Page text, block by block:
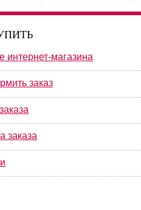
интернет-магазина
заказ
заказа